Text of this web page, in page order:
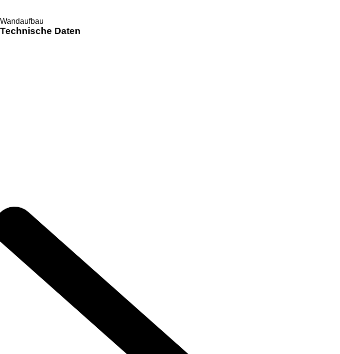
Wandaufbau
Technische Daten